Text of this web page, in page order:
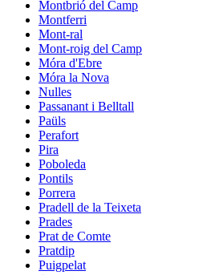
Montbrió del Camp
Montferri
Mont-ral
Mont-roig del Camp
Móra d'Ebre
Móra la Nova
Nulles
Passanant i Belltall
Paüls
Perafort
Pira
Poboleda
Pontils
Porrera
Pradell de la Teixeta
Prades
Prat de Comte
Pratdip
Puigpelat